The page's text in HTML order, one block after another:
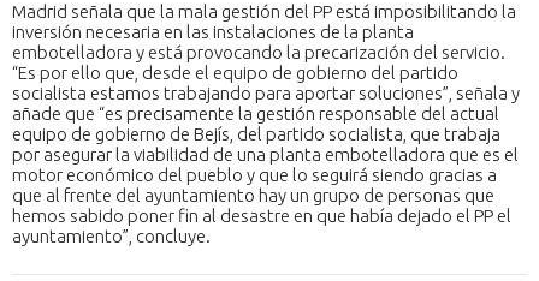
Madrid señala que la mala gestión del PP está imposibilitando la
inversión necesaria en las instalaciones de la planta
embotelladora y está provocando la precarización del servicio.
“Es por ello que, desde el equipo de gobierno del partido
socialista estamos trabajando para aportar soluciones”, señala y
añade que “es precisamente la gestión responsable del actual
equipo de gobierno de Bejís, del partido socialista, que trabaja
por asegurar la viabilidad de una planta embotelladora que es el
motor económico del pueblo y que lo seguirá siendo gracias a
que al frente del ayuntamiento hay un grupo de personas que
hemos sabido poner fin al desastre en que había dejado el PP el
ayuntamiento”, concluye.